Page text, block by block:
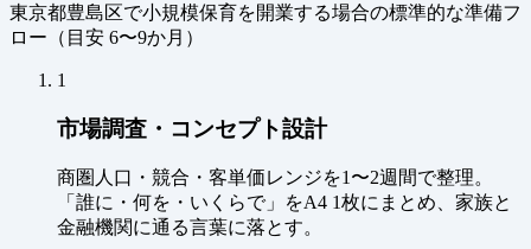
東京都豊島区で小規模保育を開業する場合の標準的な準備フ
ロー（ 目安 6〜9か月 ）
1
市場調査・コンセプト設計
商圏人口・競合・客単価レンジを1〜2週間で整理。
「誰に・何を・いくらで」をA4 1枚にまとめ、家族と
金融機関に通る言葉に落とす。